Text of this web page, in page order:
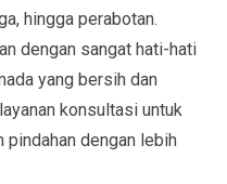
hingga perabotan.
dengan sangat hati-hati
yang bersih dan
konsultasi untuk
pindahan dengan lebih